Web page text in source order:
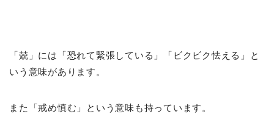
「兢」には「恐れて緊張している」「ビクビク怯える」と
いう意味があります。
また「戒め慎む」という意味も持っています。